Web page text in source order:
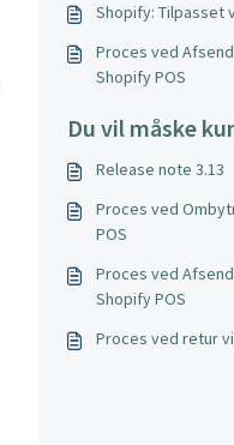
Shopify: Tilpasset
Proces ved
Shopify POS
Du vil måske
Release note 3.13
Proces ved
POS
Proces ved
Shopify POS
Proces ved retur